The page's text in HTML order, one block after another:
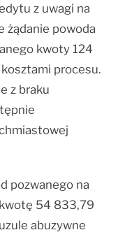
z uwagi na
żądanie powoda
kwoty 124
procesu.
z braku
pozwanego na
54 833,79
abuzywne